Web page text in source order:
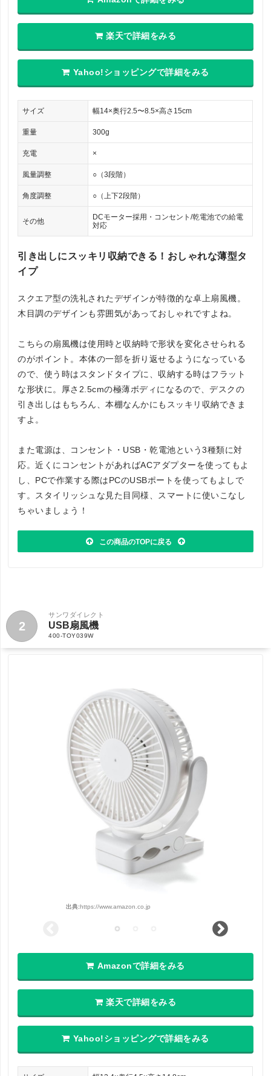
楽天で詳細をみる
Yahoo!ショッピングで詳細をみる
サイズ 幅14×奥行2.5〜8.5×高さ15cm
重量 300g
充電 ×
風量調整 ○（3段階）
角度調整 ○（上下2段階）
その他
DCモーター採用・コンセント/乾電池での給電
対応
引き出しにスッキリ収納できる！おしゃれな薄型タ
イプ
スクエア型の洗礼されたデザインが特徴的な卓上扇風機。
木目調のデザインも雰囲気があっておしゃれですよね。
こちらの扇風機は使用時と収納時で形状を変化させられる
のがポイント。本体の一部を折り返せるようになっている
ので、使う時はスタンドタイプに、収納する時はフラット
な形状に。厚さ2.5cmの極薄ボディになるので、デスクの
引き出しはもちろん、本棚なんかにもスッキリ収納できま
すよ。
また電源は、コンセント・USB・乾電池という3種類に対
応。近くにコンセントがあればACアダプターを使ってもよ
し、PCで作業する際はPCのUSBポートを使ってもよしで
す。スタイリッシュな見た目同様、スマートに使いこなし
ちゃいましょう！
この商品のTOPに戻る
2
サンワダイレクト
USB扇風機
400-TOY039W
出典:https://www.amazon.co.jp
Amazonで詳細をみる
楽天で詳細をみる
Yahoo!ショッピングで詳細をみる